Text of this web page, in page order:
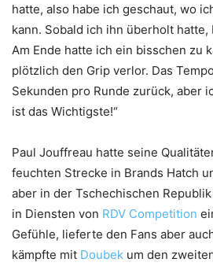
hatte, also habe ich geschaut, wo
kann. Sobald ich ihn überholt
Am Ende hatte ich ein bisschen zu
plötzlich den Grip verlor. Das
Sekunden pro Runde zurück, aber
ist das Wichtigste!“
Paul Jouffreau hatte seine
feuchten Strecke in Brands Hatch
aber in der Tschechischen
in Diensten von RDV Competition
Gefühle, lieferte den Fans aber
kämpfte mit Doubek um den